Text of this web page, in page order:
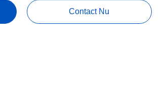
Contact Nu